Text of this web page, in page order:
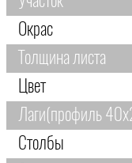
Окрас
Толщина листа
Цвет
Лаги(профиль
Столбы